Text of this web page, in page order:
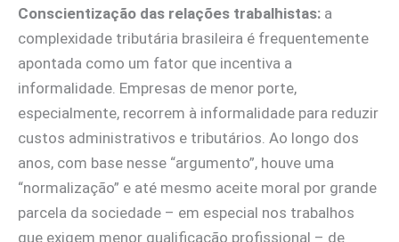
Conscientização das relações trabalhistas: a
complexidade tributária brasileira é frequentemente
apontada como um fator que incentiva a
informalidade. Empresas de menor porte,
especialmente, recorrem à informalidade para reduzir
custos administrativos e tributários. Ao longo dos
anos, com base nesse “argumento”, houve uma
“normalização” e até mesmo aceite moral por grande
parcela da sociedade – em especial nos trabalhos
que exigem menor qualificação profissional – de